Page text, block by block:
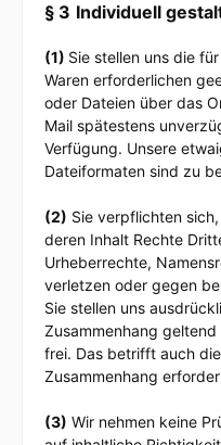
§ 3 Individuell
(1) Sie stellen uns die
Waren erforderlichen
oder Dateien über das
Mail spätestens
Verfügung. Unsere
Dateiformaten sind zu
(2) Sie verpflichten
deren Inhalt Rechte
Urheberrechte,
verletzen oder gegen
Sie stellen uns
Zusammenhang
frei. Das betrifft auch
Zusammenhang
(3) Wir nehmen keine